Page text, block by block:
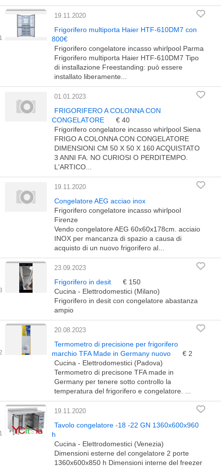
19.11.2020
Frigorifero multiporta Haier HTF-610DM7 con
800€
Frigorifero congelatore incasso whirlpool Parma
Frigorifero multiporta Haier HTF-610DM7 Tipo
di installazione Freestanding: può essere
installato liberamente...
01.01.2023
FRIGORIFERO A COLONNA CON
CONGELATORE
€ 40
Frigorifero congelatore incasso whirlpool Siena
FRIGO A COLONNA CON CONGELATORE
DIMENSIONI CM 50 X 50 X 160 ACQUISTATO
3 ANNI FA. NO CURIOSI O PERDITEMPO.
L'ARTICO...
19.11.2020
Congelatore AEG acciao inox
Frigorifero congelatore incasso whirlpool
Firenze
Vendo congelatore AEG 60x60x178cm. acciaio
INOX per mancanza di spazio a causa di
acquisto di un nuovo frigorifero al...
23.09.2023
Frigorifero in desit
€ 150
Cucina - Elettrodomestici (Milano)
Frigorifero in desit con congelatore abastanza
ampio
20.08.2023
Termometro di precisione per frigorifero
marchio TFA Made in Germany nuovo
€ 2
Cucina - Elettrodomestici (Padova)
Termometro di precisone TFA made in
Germany per tenere sotto controllo la
temperatura del frigorifero e congelatore. ...
19.11.2020
Tavolo congelatore -18 -22 GN 1360x600x960
h
Cucina - Elettrodomestici (Venezia)
Dimensioni esterne del congelatore 2 porte
1360x600x850 h Dimensioni interne del freezer